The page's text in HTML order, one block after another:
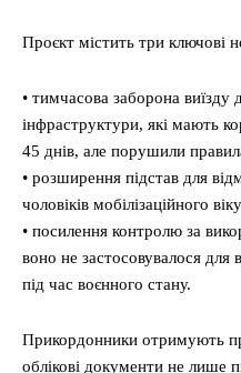
Проєкт містить три ключові
• тимчасова заборона виїзду
інфраструктури, які мають
45 днів, але порушили
• розширення підстав для
чоловіків мобілізаційного
• посилення контролю за
воно не застосовувалося для
під час воєнного стану.
Прикордонники отримують
облікові документи не лише